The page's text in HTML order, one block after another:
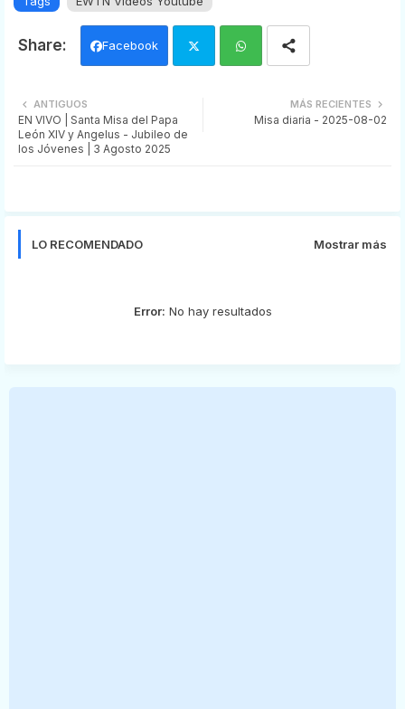
Facebook
MÁS RECIENTES
Misa diaria - 2025-08-02
ANTIGUOS
EN VIVO | Santa Misa del Papa
León XIV y Angelus - Jubileo de
los Jóvenes | 3 Agosto 2025
LO RECOMENDADO Mostrar más
Error: No hay resultados